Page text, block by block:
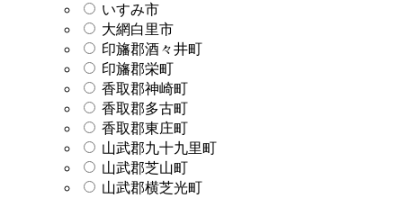
いすみ市
大網白里市
印旛郡酒々井町
印旛郡栄町
香取郡神崎町
香取郡多古町
香取郡東庄町
山武郡九十九里町
山武郡芝山町
山武郡横芝光町